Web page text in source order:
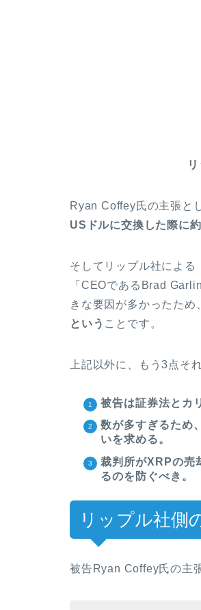
Ryan Coffey氏の主張と
USドルに交換した際に
そしてリップル社による
「CEOであるBrad
きな要因が多かったため
という ことです。
上記以外に、もう3点そ
被告は証券法とカ
数が多すぎるため
いを求める。
裁判所がXRPの売
るのを防ぐべき。
リップル社側
被告Ryan Coffey氏の主